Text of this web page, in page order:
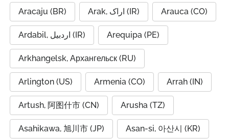
Aracaju (BR) Arak, اراک (IR) Arauca (CO)
Ardabil, اردبیل (IR) Arequipa (PE)
Arkhangelsk, Архангельск (RU)
Arlington (US) Armenia (CO) Arrah (IN)
Artush, 阿图什市 (CN) Arusha (TZ)
Asahikawa, 旭川市 (JP) Asan-si, 아산시 (KR)